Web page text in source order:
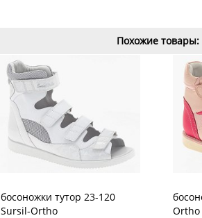
Похожие товары:
босоножки тутор 23-120
Sursil-Ortho
Ortho